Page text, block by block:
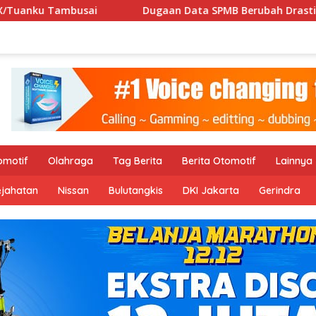
Dugaan Data SPMB Berubah Drastis, LSM Desak Audit
Olahraga Tag Berita Berita Otomotif Lainnya
Nissan Bulutangkis DKI Jakarta Gerindra